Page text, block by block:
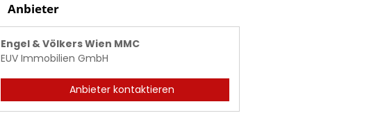
Anbieter
Engel & Völkers Wien MMC
EUV Immobilien GmbH
Anbieter kontaktieren